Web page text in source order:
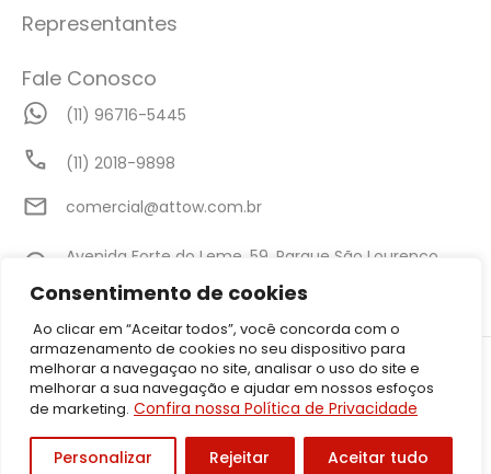
Consentimento de cookies
Ao clicar em “Aceitar todos”, você concorda com o
armazenamento de cookies no seu dispositivo para
melhorar a navegaçao no site, analisar o uso do site e
melhorar a sua navegação e ajudar em nossos esfoços
de marketing. Confira nossa Política de Privacidade
Personalizar Rejeitar Aceitar tudo
Representantes
Fale Conosco
(11) 96716-5445
(11) 2018-9898
comercial@attow.com.br
Avenida Forte do Leme, 59, Parque São Lourenço,
©2026 Attow – Todos Direitos Reservados | Avenida Forte do Leme,
59, Parque São Lourenço, São Paulo – SP CEP: 08340-010 | CNPJ:
05.001.206/0001-50
Política de Privacidade
Desenvolvido por